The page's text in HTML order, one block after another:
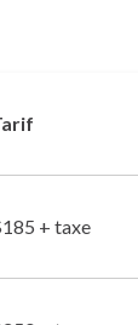
+ taxe